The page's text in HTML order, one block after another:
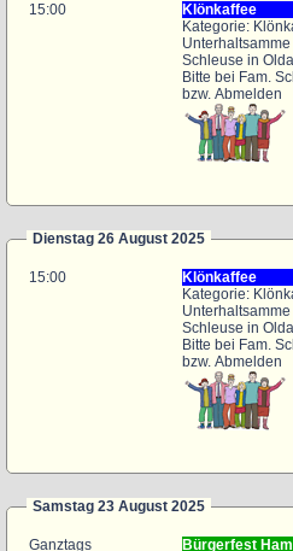
15:00
Klönkaffee
Kategorie:
Schleuse in
Bitte bei Fam.
bzw. Abmelden
Dienstag 26 August 2025
15:00
Klönkaffee
Kategorie:
Schleuse in
Bitte bei Fam.
bzw. Abmelden
Samstag 23 August 2025
Ganztags Bürgerfest